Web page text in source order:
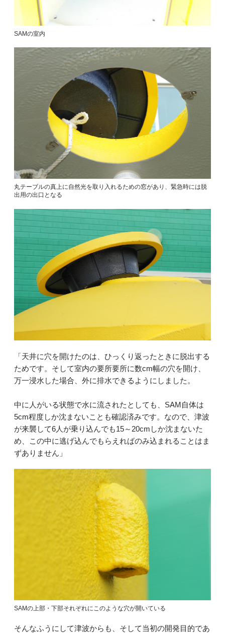
SAMの室内
丸テーブルの真上に自然光を取り入れるための窓があり、緊急時には脱
出用の出口となる
「天井に穴を開けたのは、ひっくり返ったときに脱出する
ためです。そして室内の要所要所に数cm幅の穴を開け、
万一浸水した場合、外に排水できるようにしました。
中に人がいる状態で水に流されたとしても、SAM自体は
5cm程度しか沈まないことも確認済みです。なので、津波
が来襲して6人が乗り込んでも15～20cmしか沈まないた
め、この中に逃げ込んでもらえればのみ込まれることはま
ずありません」
SAMの上部・下部それぞれにこのような穴が開いている
そんなふうにして津波からも、そして当初の開発目的であ